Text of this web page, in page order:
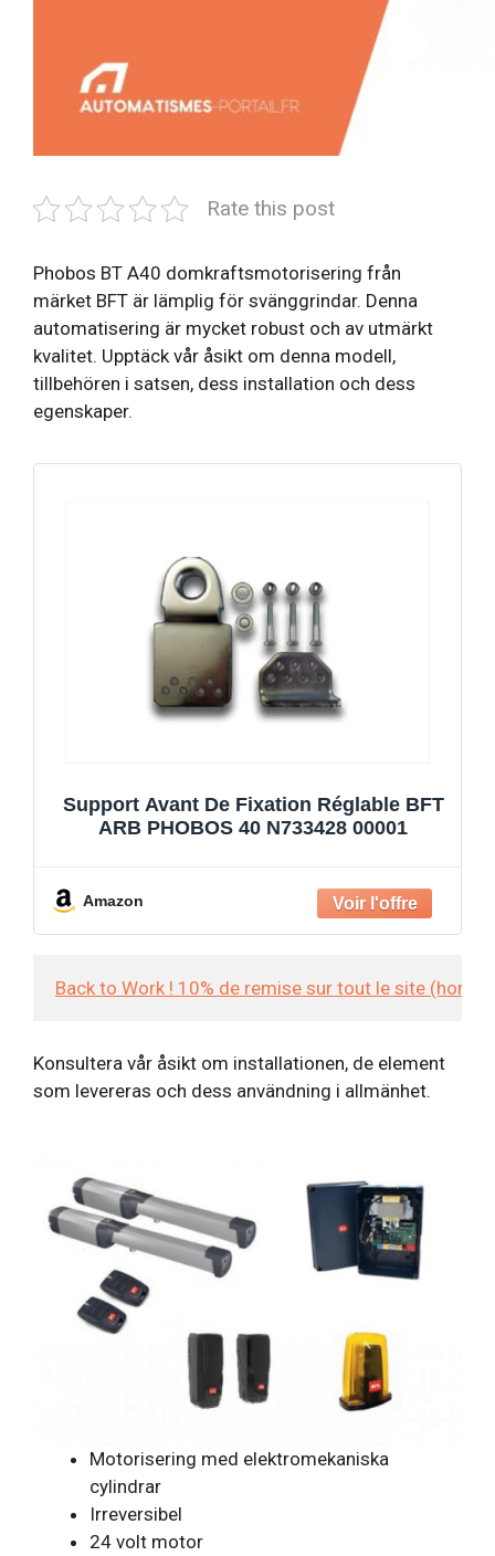
Rate this post
Phobos BT A40 domkraftsmotorisering från
märket BFT är lämplig för svänggrindar. Denna
automatisering är mycket robust och av utmärkt
kvalitet. Upptäck vår åsikt om denna modell,
tillbehören i satsen, dess installation och dess
egenskaper.
Support Avant De Fixation Réglable BFT
ARB PHOBOS 40 N733428 00001
Amazon
Back to Work ! 10% de remise sur tout le site (hors
Konsultera vår åsikt om installationen, de element
som levereras och dess användning i allmänhet.
Motorisering med elektromekaniska
cylindrar
Irreversibel
24 volt motor